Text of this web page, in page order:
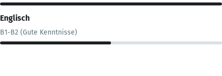
Englisch
B1-B2 (Gute Kenntnisse)